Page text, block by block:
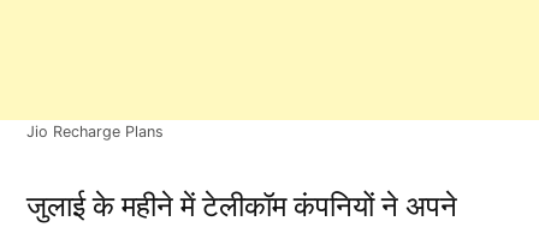
Jio Recharge Plans
जुलाई के महीने में टेलीकॉम कंपनियों ने अपने